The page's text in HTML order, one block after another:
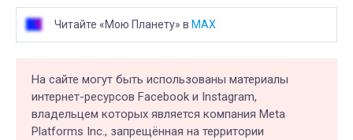
Читайте «Мою Планету» в MAX
На сайте могут быть использованы материалы
интернет-ресурсов Facebook и Instagram,
владельцем которых является компания Meta
Platforms Inc., запрещённая на территории